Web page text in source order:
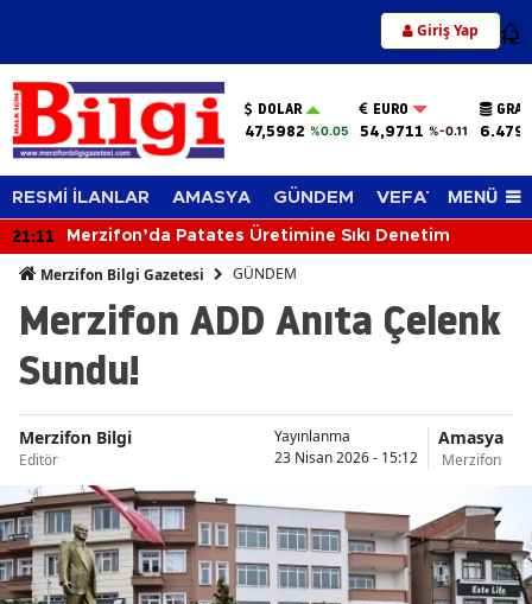
Giriş Yap 12
DOLAR
47,5982 %0.05
EURO
54,9711 %-0.11
RESMİ İLANLAR AMASYA GÜNDEM VEFAT EDENLER
MENÜ
21:11 Merzifon’da Patates Üretimine Sıkı Denetim
Merzifon Bilgi Gazetesi GÜNDEM
Merzifon ADD Anıta Çelenk
Sundu!
Merzifon Bilgi
Editör
Yayınlanma
23 Nisan 2026 - 15:12
Amasya
Merzifon